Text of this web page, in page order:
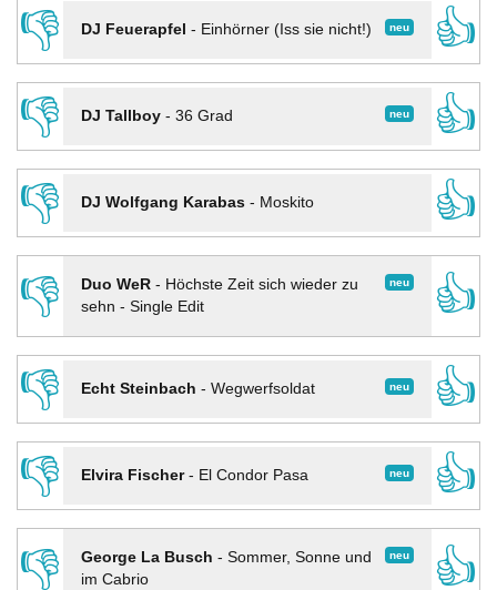
👎
neu
DJ Feuerapfel - Einhörner (Iss sie nicht!)
👍
👎
neu
DJ Tallboy- 36 Grad
👍
👎
DJ Wolfgang Karabas- Moskito
👍
👎
neu
Duo WeR- Höchste Zeit sich wieder zu
sehn - Single Edit
👍
👎
neu
Echt Steinbach - Wegwerfsoldat
👍
👎
neu
Elvira Fischer- El Condor Pasa
👍
👎
neu
George La Busch - Sommer, Sonne und
im Cabrio
👍